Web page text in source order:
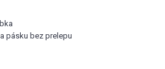
pásku bez prelepu